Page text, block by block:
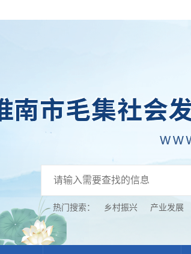
热门搜索： 乡村振兴 产业发展